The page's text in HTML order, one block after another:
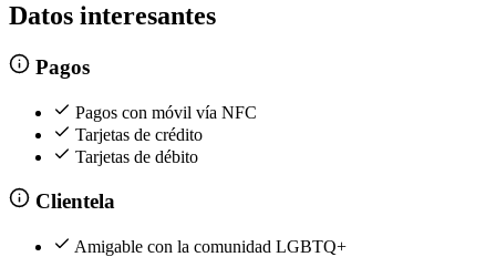
Datos interesantes
Pagos
Pagos con móvil vía NFC
Tarjetas de crédito
Tarjetas de débito
Clientela
Amigable con la comunidad LGBTQ+